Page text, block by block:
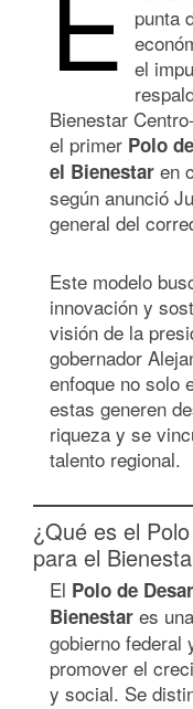
punta
el
Bienestar
el primer Polo
el Bienestar en
según anunció
general del
Este modelo
innovación y
visión de la
gobernador
enfoque no solo
estas generen
riqueza y se
talento regional.
¿Qué es el
para el
El Polo de
Bienestar es
gobierno federal
promover el
y social. Se